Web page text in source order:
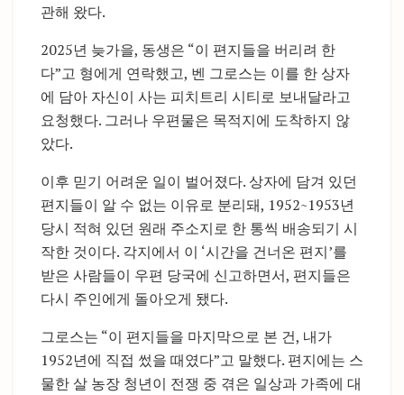
관해 왔다.
2025년 늦가을, 동생은 “이 편지들을 버리려 한
다”고 형에게 연락했고, 벤 그로스는 이를 한 상자
에 담아 자신이 사는 피치트리 시티로 보내달라고
요청했다. 그러나 우편물은 목적지에 도착하지 않
았다.
이후 믿기 어려운 일이 벌어졌다. 상자에 담겨 있던
편지들이 알 수 없는 이유로 분리돼, 1952~1953년
당시 적혀 있던 원래 주소지로 한 통씩 배송되기 시
작한 것이다. 각지에서 이 ‘시간을 건너온 편지’를
받은 사람들이 우편 당국에 신고하면서, 편지들은
다시 주인에게 돌아오게 됐다.
그로스는 “이 편지들을 마지막으로 본 건, 내가
1952년에 직접 썼을 때였다”고 말했다. 편지에는 스
물한 살 농장 청년이 전쟁 중 겪은 일상과 가족에 대